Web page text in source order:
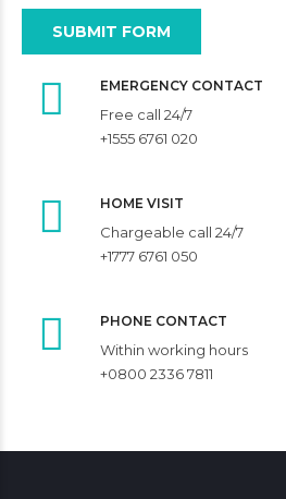
EMERGENCY CONTACT
Free call 24/7
+1555 6761 020
HOME VISIT
Chargeable call 24/7
+1777 6761 050
PHONE CONTACT
Within working hours
+0800 2336 7811